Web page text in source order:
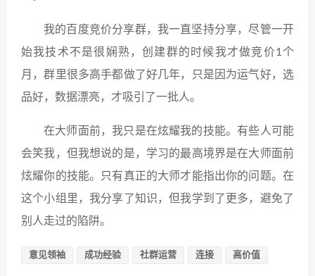
我的百度竞价分享群，我一直坚持分享，尽管一开
始我技术不是很娴熟，创建群的时候我才做竞价1个
月，群里很多高手都做了好几年，只是因为运气好，选
品好，数据漂亮，才吸引了一批人。
在大师面前，我只是在炫耀我的技能。有些人可能
会笑我，但我想说的是，学习的最高境界是在大师面前
炫耀你的技能。只有真正的大师才能指出你的问题。在
这个小组里，我分享了知识，但我学到了更多，避免了
别人走过的陷阱。
意见领袖 成功经验 社群运营 连接 高价值